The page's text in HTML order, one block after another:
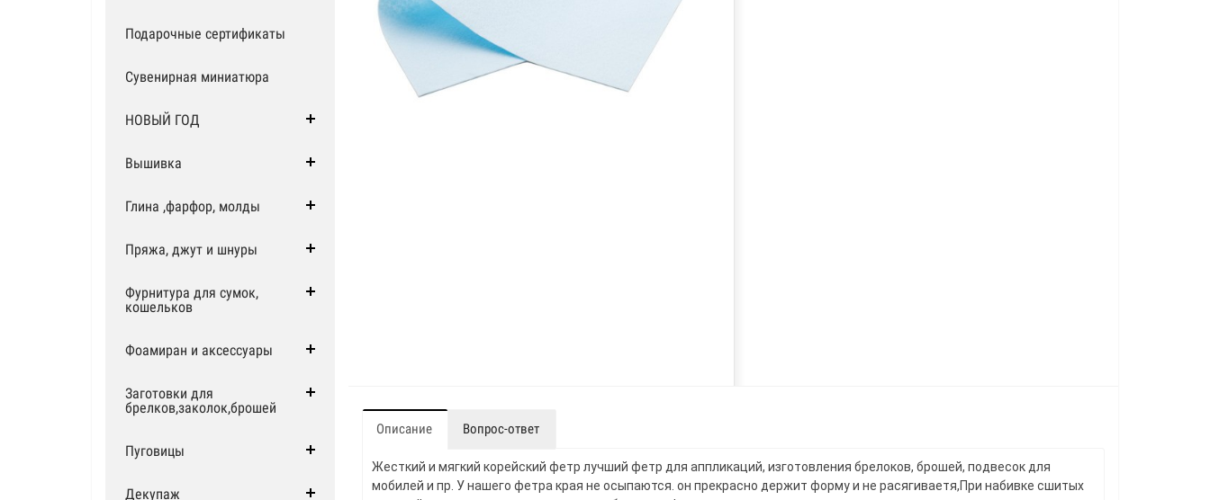
Подарочные сертификаты
Сувенирная миниатюра
НОВЫЙ ГОД
Вышивка
Глина ,фарфор, молды
Пряжа, джут и шнуры
Фурнитура для сумок,
кошельков
Фоамиран и аксессуары
Заготовки для
брелков,заколок,брошей
Пуговицы
Декупаж
Описание Вопрос-ответ
Жесткий и мягкий корейский фетр лучший фетр для аппликаций, изготовления брелоков, брошей, подвесок для
мобилей и пр. У нашего фетра края не осыпаются. он прекрасно держит форму и не расягиваетя,При набивке сшитых